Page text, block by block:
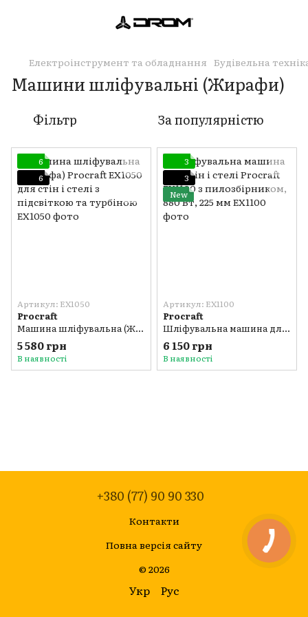
Електроінструмент та обладнання Будівельна
Машини шліфувальні (Жирафи)
Фільтр За популярністю
6
6
Артикул: EX1050
Procraft
Машина шліфувальна (Жирафа) Procraft EX1050 для стін і стелі з підсвіткою та турбіною
5 580 грн
В наявності
3
3
New
Артикул: EX1100
Procraft
Шліфувальна машина для стін і стелі Procraft EX1100 з пилозбірником, 880 Вт, 225 мм
6 150 грн
В наявності
+380 (77) 90 90 330
Контакти
Повна версія сайту
© 2026
Укр Рус